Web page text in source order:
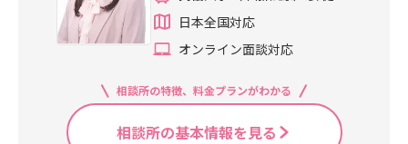
4分
日本全国対応
オンライン面談対応
相談所の特徴、料金プランがわかる
相談所の基本情報を見る